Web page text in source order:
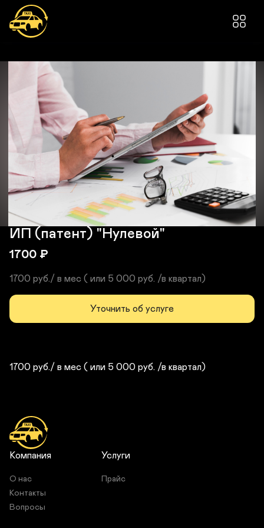
ИП (патент) "Нулевой"
1700 ₽
1700 руб./ в мес ( или 5 000 руб. /в квартал)
Уточнить об услуге
1700 руб./ в мес ( или 5 000 руб. /в квартал)
Компания
О нас
Контакты
Вопросы
Услуги
Прайс